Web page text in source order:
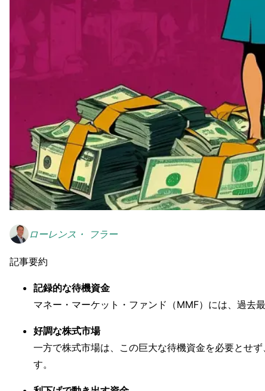
ローレンス・ フラー
記事要約
記録的な待機資金
マネー・マーケット・ファンド（MMF）には、過去
好調な株式市場
一方で株式市場は、この巨大な待機資金を必要とせ
す。